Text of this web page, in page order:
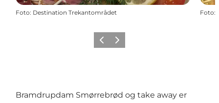
Foto: Destination Trekantområdet Foto:
Forrige billede
Næste billede
Bramdrupdam Smørrebrød og take away er